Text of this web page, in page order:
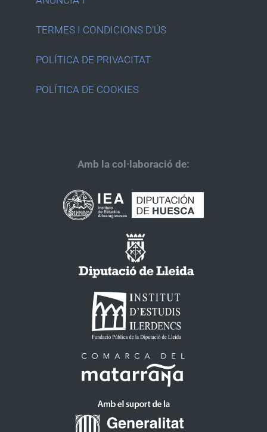
TERMES I CONDICIONS D’ÚS
POLÍTICA DE PRIVACITAT
POLÍTICA DE COOKIES
Amb la col·laboració de: